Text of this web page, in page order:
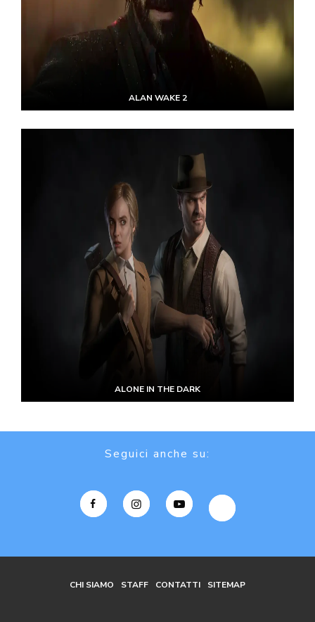
ALAN WAKE 2
ALONE IN THE DARK
Seguici anche su:
CHI SIAMO STAFF CONTATTI SITEMAP